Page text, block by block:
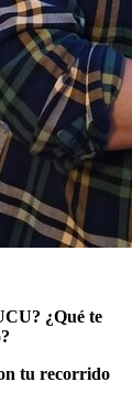
¿Qué te
tu recorrido